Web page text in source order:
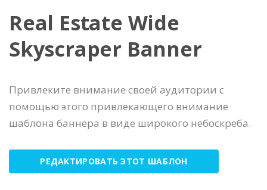
Real Estate Wide
Skyscraper Banner
Привлеките внимание своей аудитории с
помощью этого привлекающего внимание
шаблона баннера в виде широкого небоскреба.
РЕДАКТИРОВАТЬ ЭТОТ ШАБЛОН